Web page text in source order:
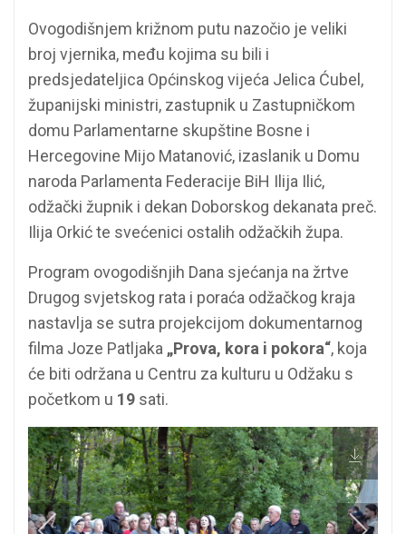
Ovogodišnjem križnom putu nazočio je veliki
broj vjernika, među kojima su bili i
predsjedateljica Općinskog vijeća Jelica Ćubel,
županijski ministri, zastupnik u Zastupničkom
domu Parlamentarne skupštine Bosne i
Hercegovine Mijo Matanović, izaslanik u Domu
naroda Parlamenta Federacije BiH Ilija Ilić,
odžački župnik i dekan Doborskog dekanata preč.
Ilija Orkić te svećenici ostalih odžačkih župa.
Program ovogodišnjih Dana sjećanja na žrtve
Drugog svjetskog rata i poraća odžačkog kraja
nastavlja se sutra projekcijom dokumentarnog
filma Joze Patljaka „Prova, kora i pokora“, koja
će biti održana u Centru za kulturu u Odžaku s
početkom u 19 sati.